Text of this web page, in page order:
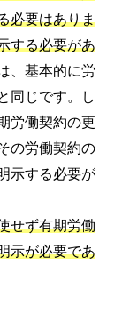
必要はありま
する必要があ
、基本的に労
同じです。し
労働契約の更
の労働契約の
示する必要が
せず有期労働
示が必要であ